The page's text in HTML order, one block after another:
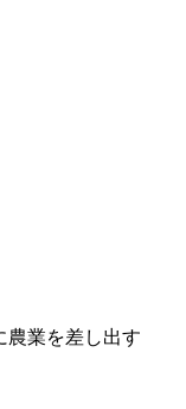
農業を差し出す